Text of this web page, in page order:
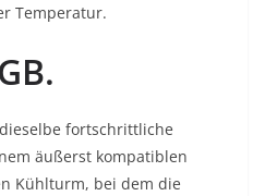
Temperatur.
.
dieselbe fortschrittliche
äußerst kompatiblen
Kühlturm, bei dem die